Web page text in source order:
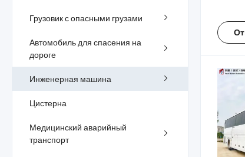
Грузовик с опасными грузами
Автомобиль для спасения на
дороге
Инженерная машина
Цистерна
Медицинский аварийный
транспорт